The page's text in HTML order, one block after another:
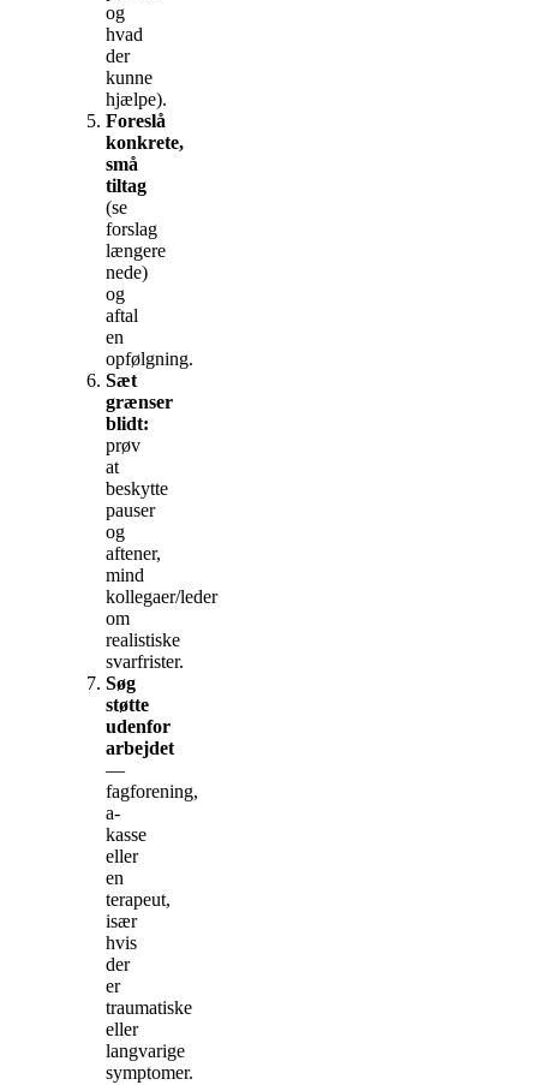
og
hvad
der
kunne
hjælpe).
Foreslå
konkrete,
små
tiltag
(se
forslag
længere
nede)
og
aftal
en
opfølgning.
Sæt
grænser
blidt:
prøv
at
beskytte
pauser
og
aftener,
mind
kollegaer/leder
om
realistiske
svarfrister.
Søg
støtte
udenfor
arbejdet
—
fagforening,
a-
kasse
eller
en
terapeut,
især
hvis
der
er
traumatiske
eller
langvarige
symptomer.